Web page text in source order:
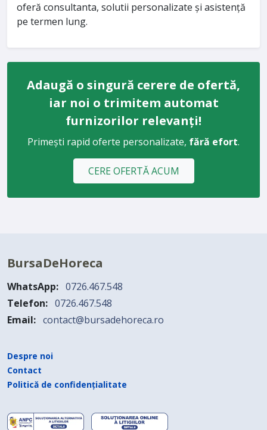
oferă consultanta, solutii personalizate și asistență
pe termen lung.
Adaugă o singură cerere de ofertă,
iar noi o trimitem automat
furnizorilor relevanți!
Primești rapid oferte personalizate, fără efort.
CERE OFERTĂ ACUM
BursaDeHoreca
WhatsApp: 0726.467.548
Telefon: 0726.467.548
Email: contact@bursadehoreca.ro
Despre noi
Contact
Politică de confidențialitate